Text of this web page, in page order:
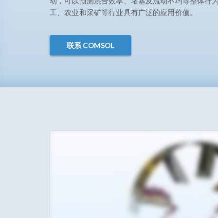
工、农业和采矿等行业具有广泛的应用价值。
联系 COMSOL